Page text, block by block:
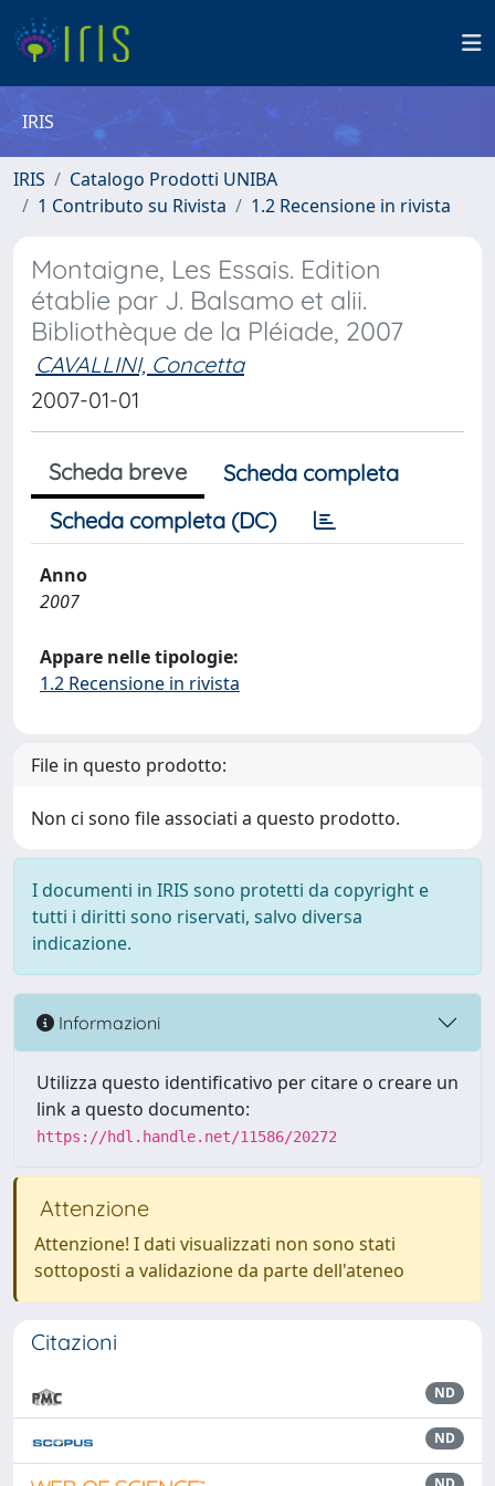
IRIS
IRIS
Catalogo Prodotti UNIBA
1 Contributo su Rivista
1.2 Recensione in rivista
Montaigne, Les Essais. Edition
établie par J. Balsamo et alii.
Bibliothèque de la Pléiade, 2007
CAVALLINI, Concetta
2007-01-01
Scheda breve
Scheda completa
Scheda completa (DC)
Anno
2007
Appare nelle tipologie:
1.2 Recensione in rivista
File in questo prodotto:
Non ci sono file associati a questo prodotto.
I documenti in IRIS sono protetti da copyright e
tutti i diritti sono riservati, salvo diversa
indicazione.
Informazioni
Utilizza questo identificativo per citare o creare un
link a questo documento:
https://hdl.handle.net/11586/20272
Attenzione
Attenzione! I dati visualizzati non sono stati
sottoposti a validazione da parte dell'ateneo
Citazioni
ND
ND